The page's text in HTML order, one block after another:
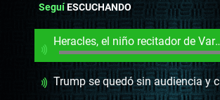
SeguíESCUCHANDO
Heracles, el niño recitador de Varela y el oráculo, según Darwin
Trump se quedó sin audiencia y canceló la temporada de la guerra con Irán/ Heracles, el niño recitador de Varela